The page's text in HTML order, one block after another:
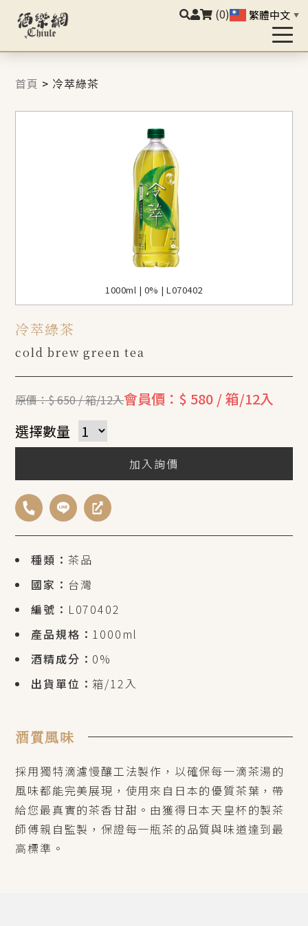
(0) 繁體中文 ▼
首頁 > 冷萃綠茶
1000ml | 0% | L070402
冷萃綠茶
cold brew green tea
種類： 茶品
國家： 台灣
編號： L070402
產品規格： 1000ml
酒精成分： 0%
出貨單位：箱/12入
原價：$ 650 / 箱/12入會員價：$ 580 / 箱/12入
選擇數量
加入詢價
酒質風味
採用獨特滴濾慢釀工法製作，以確保每一滴茶湯的
風味都能完美展現，使用來自日本的優質茶葉，帶
給您最真實的茶香甘甜。由獲得日本天皇杯的製茶
師傅親自監製，保證每一瓶茶的品質與味道達到最
高標準。